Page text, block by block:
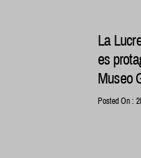
La
es
Museo
Posted On :